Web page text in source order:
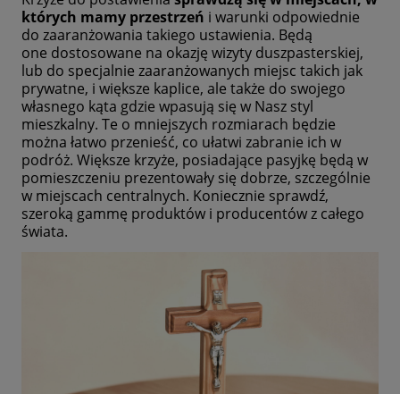
których mamy przestrzeń i warunki odpowiednie
do zaaranżowania takiego ustawienia. Będą
one dostosowane na okazję wizyty duszpasterskiej,
lub do specjalnie zaaranżowanych miejsc takich jak
prywatne, i większe kaplice, ale także do swojego
własnego kąta gdzie wpasują się w Nasz styl
mieszkalny. Te o mniejszych rozmiarach będzie
można łatwo przenieść, co ułatwi zabranie ich w
podróż. Większe krzyże, posiadające pasyjkę będą w
pomieszczeniu prezentowały się dobrze, szczególnie
w miejscach centralnych. Koniecznie sprawdź,
szeroką gammę produktów i producentów z całego
świata.